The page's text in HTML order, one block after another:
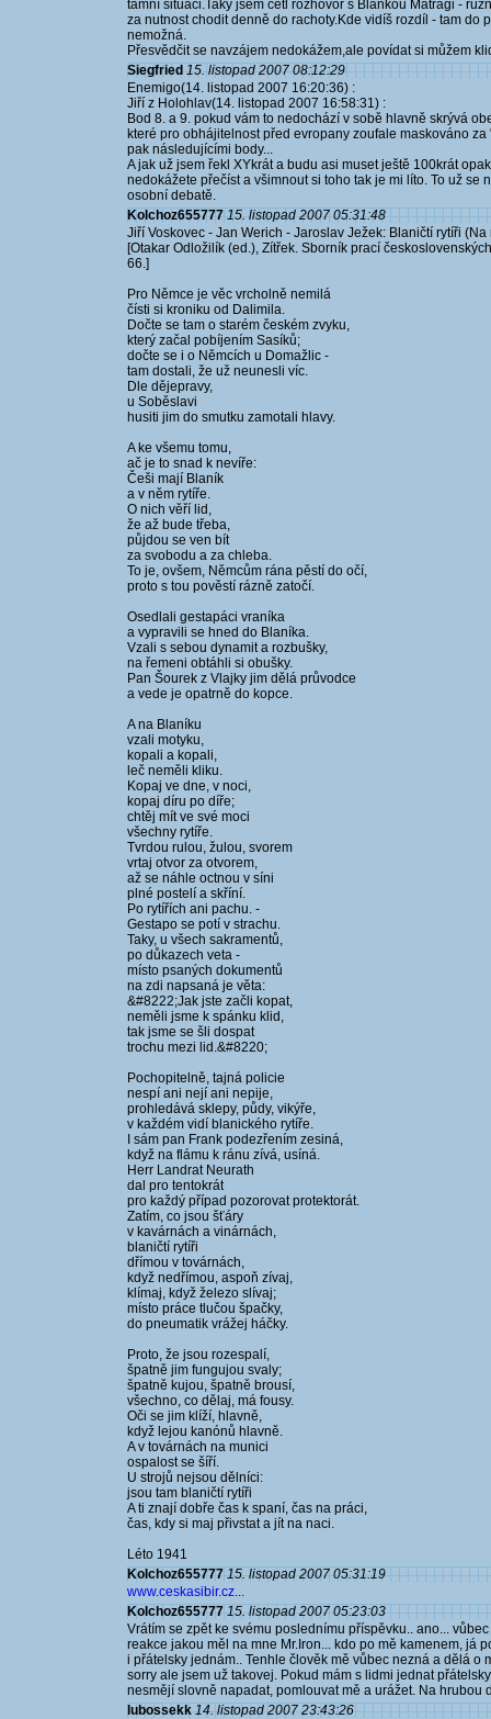
tamní situaci.Taky jsem četl rozhovor s Blankou Matragi -
za nutnost chodit denně do rachoty.Kde vidíš rozdíl - tam do
nemožná.
Přesvědčit se navzájem nedokážem,ale povídat si můžem
Siegfried 15. listopad 2007 08:12:29
Enemigo(14. listopad 2007 16:20:36) :
Jiří z Holohlav(14. listopad 2007 16:58:31) :
Bod 8. a 9. pokud vám to nedochází v sobě hlavně skrývá
které pro obhájitelnost před evropany zoufale maskováno
pak následujícími body...
A jak už jsem řekl XYkrát a budu asi muset ještě 100krát
nedokážete přečíst a všimnout si toho tak je mi líto. To už se
osobní debatě.
Kolchoz655777 15. listopad 2007 05:31:48
Jiří Voskovec - Jan Werich - Jaroslav Ježek: Blaničtí rytíři
[Otakar Odložilík (ed.), Zítřek. Sborník prací
66.]
Pro Němce je věc vrcholně nemilá
čísti si kroniku od Dalimila.
Dočte se tam o starém českém zvyku,
který začal pobíjením Sasíků;
dočte se i o Němcích u Domažlic -
tam dostali, že už neunesli víc.
Dle dějepravy,
u Soběslavi
husiti jim do smutku zamotali hlavy.
A ke všemu tomu,
ač je to snad k nevíře:
Češi mají Blaník
a v něm rytíře.
O nich věří lid,
že až bude třeba,
půjdou se ven bít
za svobodu a za chleba.
To je, ovšem, Němcům rána pěstí do očí,
proto s tou pověstí rázně zatočí.
Osedlali gestapáci vraníka
a vypravili se hned do Blaníka.
Vzali s sebou dynamit a rozbušky,
na řemeni obtáhli si obušky.
Pan Šourek z Vlajky jim dělá průvodce
a vede je opatrně do kopce.
A na Blaníku
vzali motyku,
kopali a kopali,
leč neměli kliku.
Kopaj ve dne, v noci,
kopaj díru po díře;
chtěj mít ve své moci
všechny rytíře.
Tvrdou rulou, žulou, svorem
vrtaj otvor za otvorem,
až se náhle octnou v síni
plné postelí a skříní.
Po rytířích ani pachu. -
Gestapo se potí v strachu.
Taky, u všech sakramentů,
po důkazech veta -
místo psaných dokumentů
na zdi napsaná je věta:
&#8222;Jak jste začli kopat,
neměli jsme k spánku klid,
tak jsme se šli dospat
trochu mezi lid.&#8220;
Pochopitelně, tajná policie
nespí ani nejí ani nepije,
prohledává sklepy, půdy, vikýře,
v každém vidí blanického rytíře.
I sám pan Frank podezřením zesiná,
když na flámu k ránu zívá, usíná.
Herr Landrat Neurath
dal pro tentokrát
pro každý případ pozorovat protektorát.
Zatím, co jsou šťáry
v kavárnách a vinárnách,
blaničtí rytíři
dřímou v továrnách,
když nedřímou, aspoň zívaj,
klímaj, když železo slívaj;
místo práce tlučou špačky,
do pneumatik vrážej háčky.
Proto, že jsou rozespalí,
špatně jim fungujou svaly;
špatně kujou, špatně brousí,
všechno, co dělaj, má fousy.
Oči se jim klíží, hlavně,
když lejou kanónů hlavně.
A v továrnách na munici
ospalost se šíří.
U strojů nejsou dělníci:
jsou tam blaničtí rytíři
A ti znají dobře čas k spaní, čas na práci,
čas, kdy si maj přivstat a jít na naci.
Léto 1941
Kolchoz655777 15. listopad 2007 05:31:19
www.ceskasibir.cz...
Kolchoz655777 15. listopad 2007 05:23:03
Vrátím se zpět ke svému poslednímu příspěvku.. ano...
reakce jakou měl na mne Mr.Iron... kdo po mě kamenem, já
i přátelsky jednám.. Tenhle člověk mě vůbec nezná a dělá o
sorry ale jsem už takovej. Pokud mám s lidmi jednat
nesmějí slovně napadat, pomlouvat mě a urážet. Na hrubou
lubossekk 14. listopad 2007 23:43:26